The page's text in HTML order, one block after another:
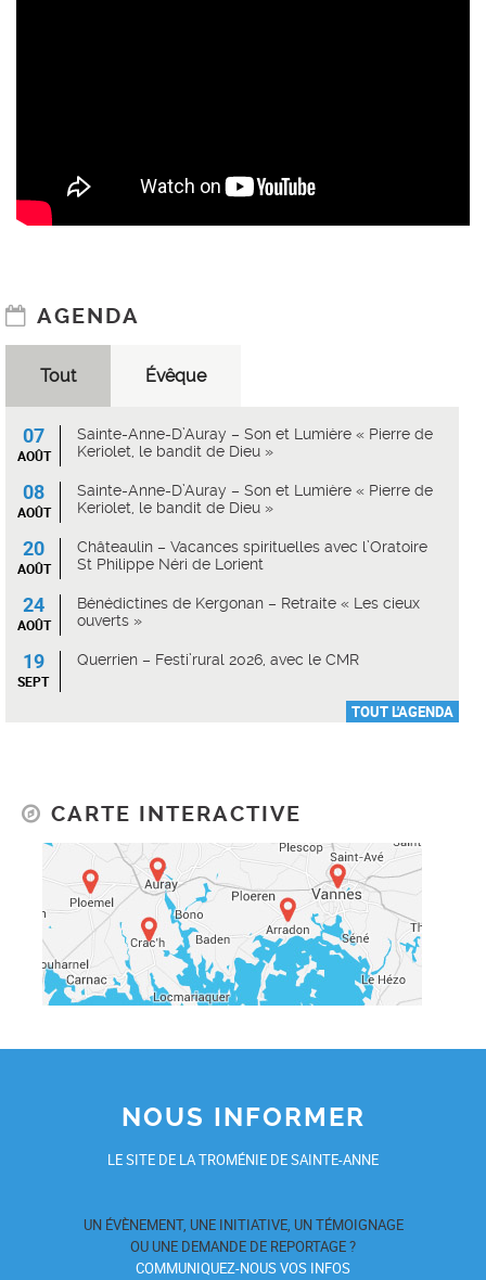
AGENDA
Tout Évêque
07
AOÛT
Sainte-Anne-D’Auray – Son et Lumière « Pierre de
Keriolet, le bandit de Dieu »
08
AOÛT
Sainte-Anne-D’Auray – Son et Lumière « Pierre de
Keriolet, le bandit de Dieu »
20
AOÛT
Châteaulin – Vacances spirituelles avec l’Oratoire
St Philippe Néri de Lorient
24
AOÛT
Bénédictines de Kergonan – Retraite « Les cieux
ouverts »
19
SEPT
Querrien – Festi’rural 2026, avec le CMR
TOUT L'AGENDA
CARTE INTERACTIVE
NOUS INFORMER
LE SITE DE LA TROMÉNIE DE SAINTE-ANNE
UN ÉVÈNEMENT, UNE INITIATIVE, UN TÉMOIGNAGE
OU UNE DEMANDE DE REPORTAGE ?
COMMUNIQUEZ-NOUS VOS INFOS